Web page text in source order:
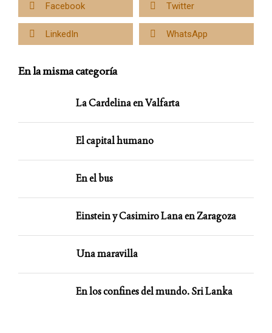
Facebook Twitter
LinkedIn WhatsApp
En la misma categoría
La Cardelina en Valfarta
El capital humano
En el bus
Einstein y Casimiro Lana en Zaragoza
Una maravilla
En los confines del mundo. Sri Lanka